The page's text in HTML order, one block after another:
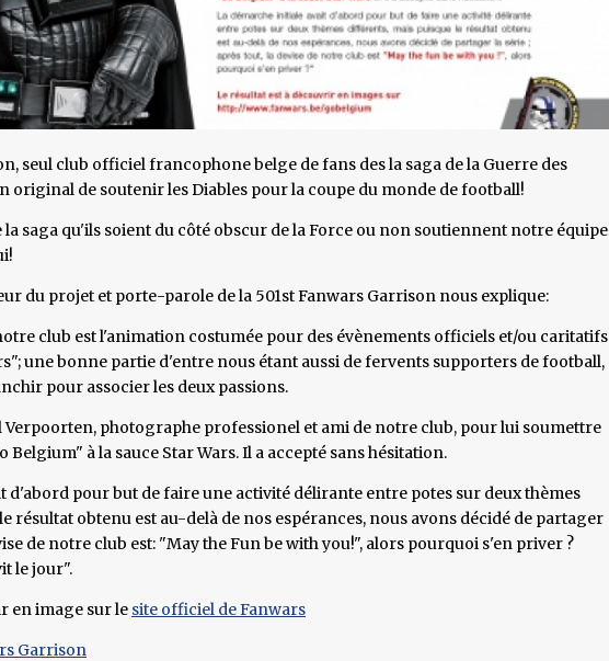
seul club officiel francophone belge de fans des la saga de la Guerre des
original de soutenir les Diables pour la coupe du monde de football!
saga qu'ils soient du côté obscur de la Force ou non soutiennent notre équipe
du projet et porte-parole de la 501st Fanwars Garrison nous explique:
club est l'animation costumée pour des évènements officiels et/ou caritatifs
une bonne partie d'entre nous étant aussi de fervents supporters de football,
pour associer les deux passions.
Verpoorten, photographe professionel et ami de notre club, pour lui soumettre
à la sauce Star Wars. Il a accepté sans hésitation.
d'abord pour but de faire une activité délirante entre potes sur deux thèmes
résultat obtenu est au-delà de nos espérances, nous avons décidé de partager
de notre club est: "May the Fun be with you!", alors pourquoi s'en priver ?
le jour".
en image sur le site officiel de Fanwars
Garrison